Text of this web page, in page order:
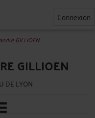
Connexion
GILLIOEN
GILLIOEN
DE LYON